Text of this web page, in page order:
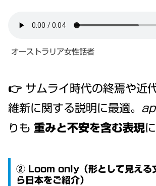
オーストラリア女性話者
👉 サムライ時代の終焉や近
維新に関する説明に最適。
りも 重みと不安を含む表現
② Loom only（形として見える
ら日本をご紹介）